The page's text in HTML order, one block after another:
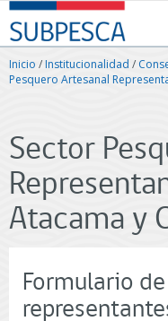
Contenido
principal
SUBPESCA
-
Subsecretaría
de
-
de
Chile
Inicio /Institucionalidad /
Pesquero Artesanal
Sector
Atacama y
Formulario